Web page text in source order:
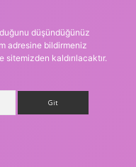
düşündüğünüz
adresine bildirmeniz
kaldırılacaktır.